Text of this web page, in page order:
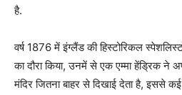
है.
वर्ष 1876 में इंग्लैंड की हिस्टोरिकल
का दौरा किया, उनमें से एक एम्मा हेंड्रिक ने
मंदिर जितना बाहर से दिखाई देता है, इससे